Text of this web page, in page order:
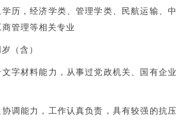
历，经济学类、管理学类、民航运输、中
管理等相关专业
（含）
字材料能力，从事过党政机关、国有企业
调能力，工作认真负责，具有较强的抗压